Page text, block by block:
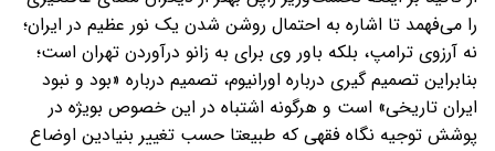
را می‌فهمد تا اشاره به احتمال روشن شدن یک نور عظیم در ایران؛
نه آرزوی ترامپ، بلکه باور وی برای به زانو درآوردن تهران است؛
بنابراین تصمیم گیری درباره اورانیوم، تصمیم درباره «بود و نبود
ایران تاریخی» است و هرگونه اشتباه در این خصوص بویژه در
پوشش توجیه نگاه فقهی که طبیعتا حسب تغییر بنیادین اوضاع